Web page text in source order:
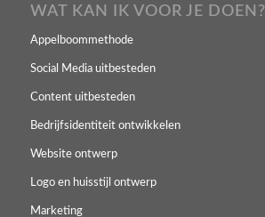
WAT KAN IK VOOR JE DOEN?
Appelboommethode
Social Media uitbesteden
Content uitbesteden
Bedrijfsidentiteit ontwikkelen
Website ontwerp
Logo en huisstijl ontwerp
Marketing